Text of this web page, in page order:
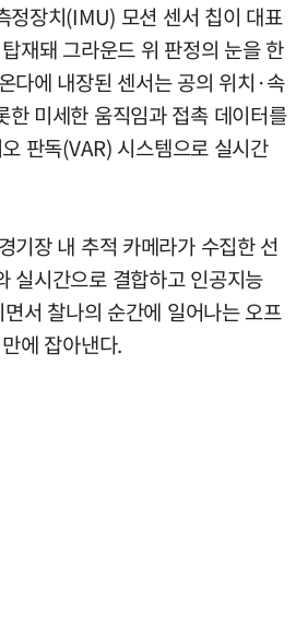
정장치(IMU) 모션 센서 칩이 대표
재돼 그라운드 위 판정의 눈을 한
다에 내장된 센서는 공의 위치·속
한 미세한 움직임과 접촉 데이터를
판독(VAR) 시스템으로 실시간
기장 내 추적 카메라가 수집한 선
실시간으로 결합하고 인공지능
서 찰나의 순간에 일어나는 오프
에 잡아낸다.